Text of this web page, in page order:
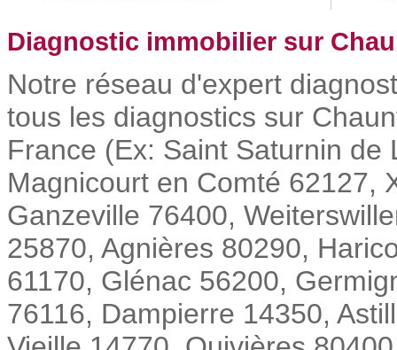
Diagnostic immobilier sur
Notre réseau d'expert
tous les diagnostics sur
France (Ex: Saint Saturnin
Magnicourt en Comté 62127,
Ganzeville 76400,
25870, Agnières 80290,
61170, Glénac 56200,
76116, Dampierre 14350,